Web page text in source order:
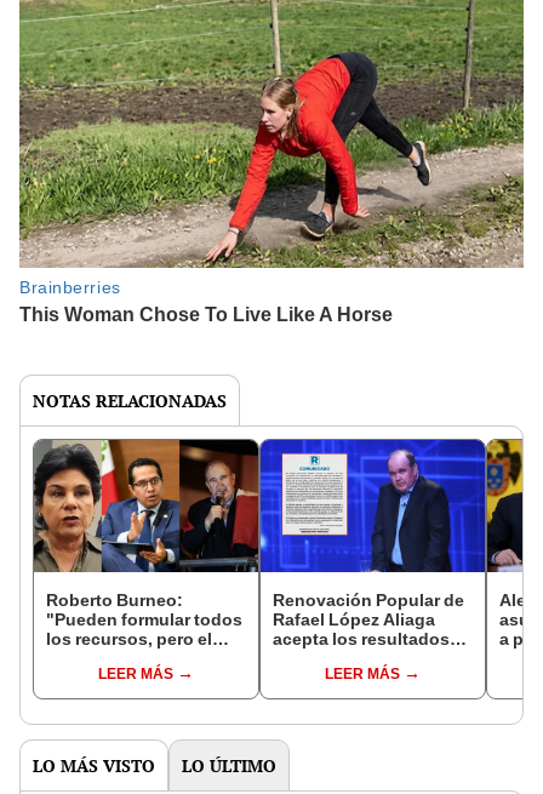
NOTAS RELACIONADAS
Roberto Burneo:
"Pueden formular todos
los recursos, pero el
LEER MÁS
Renovación Popular de
Rafael López Aliaga
acepta los resultados
LEER MÁS
a
LO MÁS VISTO LO ÚLTIMO